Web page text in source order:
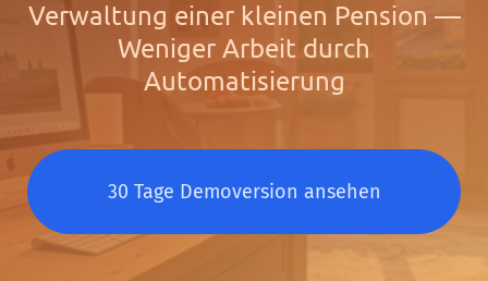
Verwaltung einer kleinen Pension —
Weniger Arbeit durch
Automatisierung
30 Tage Demoversion ansehen